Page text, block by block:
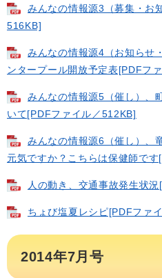
みんなの情報源3（募集・お
516KB]
みんなの情報源4（お知らせ
ンタープール開放予定表[PDFフ
みんなの情報源5（催し）、
いて[PDFファイル／512KB]
みんなの情報源6（催し）、
元気ですか？こちらは保健師で
人の動き、交通事故発生状
ちょび塩夏レシピ[PDFファ
2014年7月号